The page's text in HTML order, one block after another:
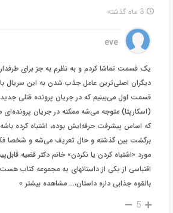
3 ماه گذشته
eve
یک قسمت تماشا کردم و به نظرم به جز برای
دیگران اصلی‌ترین عامل جذب شدن به این سریال
قسمت اول می‌بینیم که در جریان پرونده قتلی
که اساس پیشرفت حرفه‌ایش بوده، اشتباه کرده
برگشت بین گذشته و حال تعریف می‌شه و شخصا
مورد «اشتباه کردن یا نکردن» خانم دکتر قضیه
اقتباسی از یکی از داستانهای یه مجموعه کتاب
بالقوه جذابی داره داستان،… مشاهده بیشتر »
5